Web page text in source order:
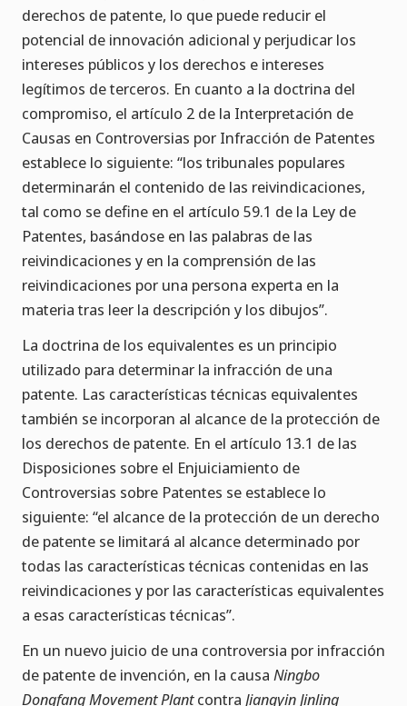
derechos de patente, lo que puede reducir el
potencial de innovación adicional y perjudicar los
intereses públicos y los derechos e intereses
legítimos de terceros. En cuanto a la doctrina del
compromiso, el artículo 2 de la Interpretación de
Causas en Controversias por Infracción de Patentes
establece lo siguiente: “los tribunales populares
determinarán el contenido de las reivindicaciones,
tal como se define en el artículo 59.1 de la Ley de
Patentes, basándose en las palabras de las
reivindicaciones y en la comprensión de las
reivindicaciones por una persona experta en la
materia tras leer la descripción y los dibujos”.
La doctrina de los equivalentes es un principio
utilizado para determinar la infracción de una
patente. Las características técnicas equivalentes
también se incorporan al alcance de la protección de
los derechos de patente. En el artículo 13.1 de las
Disposiciones sobre el Enjuiciamiento de
Controversias sobre Patentes se establece lo
siguiente: “el alcance de la protección de un derecho
de patente se limitará al alcance determinado por
todas las características técnicas contenidas en las
reivindicaciones y por las características equivalentes
a esas características técnicas”.
En un nuevo juicio de una controversia por infracción
de patente de invención, en la causa Ningbo
Dongfang Movement Plantcontra Jiangyin Jinling